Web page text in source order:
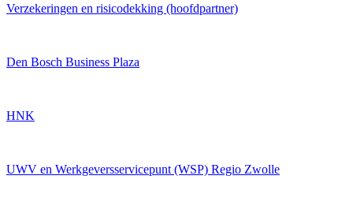
Verzekeringen en risicodekking (hoofdpartner)
Den Bosch Business Plaza
HNK
UWV en Werkgeversservicepunt (WSP) Regio Zwolle